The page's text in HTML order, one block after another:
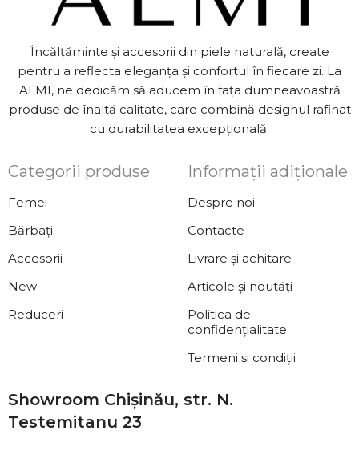
Încălțăminte și accesorii din piele naturală, create
pentru a reflecta eleganța și confortul în fiecare zi. La
ALMI, ne dedicăm să aducem în fața dumneavoastră
produse de înaltă calitate, care combină designul rafinat
cu durabilitatea excepțională.
Categorii produse
Femei
Bărbați
Accesorii
New
Reduceri
Informații adiționale
Despre noi
Contacte
Livrare și achitare
Articole și noutăți
Politica de
confidențialitate
Termeni și condiții
Showroom Chișinău, str. N.
Testemitanu 23